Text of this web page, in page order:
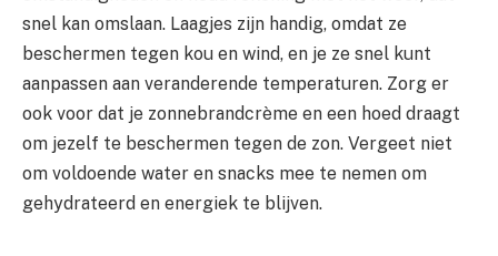
snel kan omslaan. Laagjes zijn handig, omdat ze
beschermen tegen kou en wind, en je ze snel kunt
aanpassen aan veranderende temperaturen. Zorg er
ook voor dat je zonnebrandcrème en een hoed draagt
om jezelf te beschermen tegen de zon. Vergeet niet
om voldoende water en snacks mee te nemen om
gehydrateerd en energiek te blijven.